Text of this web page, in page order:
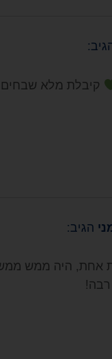
קיבלת מלא
הגיב:
היה ממש ממש
רבה!